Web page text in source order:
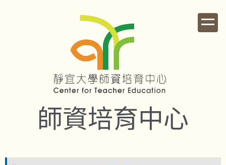
師資培育中心